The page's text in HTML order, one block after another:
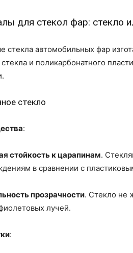
для стекол фар: стекло
стекла автомобильных фар
стекла и поликарбонатного
стекло
:
стойкость к царапинам.
в сравнении с
прозрачности. Стекло не
лучей.
: